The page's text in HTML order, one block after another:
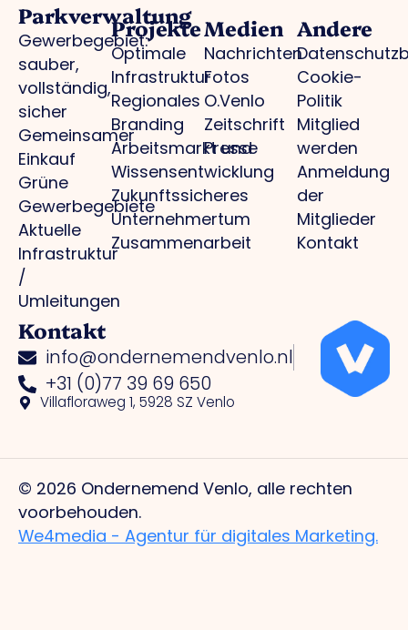
Parkverwaltung
Gewerbegebiet:
sauber,
vollständig,
sicher
Gemeinsamer
Einkauf
Grüne
Gewerbegebiete
Aktuelle
Infrastruktur
/
Umleitungen
Projekte
Optimale
Infrastruktur
Regionales
Branding
Arbeitsmarkt und
Wissensentwicklung
Zukunftssicheres
Unternehmertum
Zusammenarbeit
Medien
Nachrichten
Fotos
O.Venlo
Zeitschrift
Presse
Andere
Cookie-
Politik
Mitglied
werden
Anmeldung
der
Mitglieder
Kontakt
Kontakt
info@ondernemendvenlo.nl
+31 (0)77 39 69 650
Villafloraweg 1, 5928 SZ Venlo
© 2026 Ondernemend Venlo, alle rechten
voorbehouden.
We4media - Agentur für digitales Marketing.